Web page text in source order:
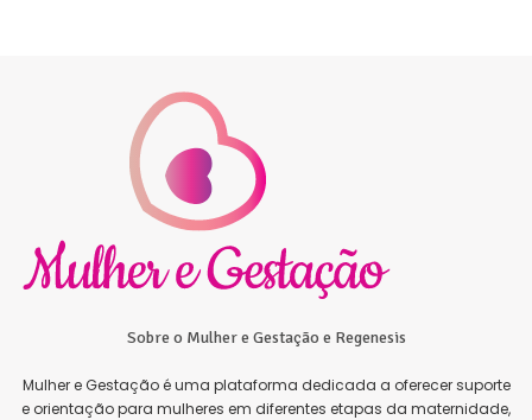
Sobre o Mulher e Gestação e Regenesis
Mulher e Gestação é uma plataforma dedicada a oferecer suporte
e orientação para mulheres em diferentes etapas da maternidade,